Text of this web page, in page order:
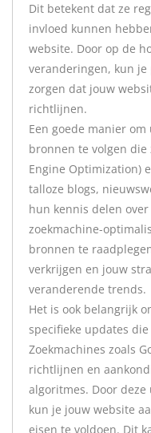
Dit betekent dat ze
invloed kunnen
website. Door op de
veranderingen, kun
zorgen dat jouw
richtlijnen.
Een goede manier
bronnen te volgen die
Engine Optimization)
talloze blogs,
hun kennis delen
zoekmachine-
bronnen te
verkrijgen en jouw
veranderende trends.
Het is ook belangrijk
specifieke updates
Zoekmachines zoals
richtlijnen en
algoritmes. Door
kun je jouw website
eisen te voldoen. Dit